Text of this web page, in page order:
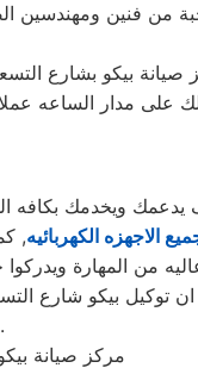
من فنين ومهندسين
صيانة بيكو بشارع
ويخدمك بكافه
الاجهزه الكهربائيه
من المهارة ويدركوا
ان توكيل بيكو
امان وسوف تحصل علي صيانه وتغير لاي من قطع الغيار عند الضرورة .
مركز صيانة